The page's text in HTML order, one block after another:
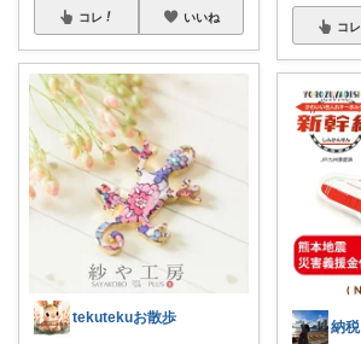
コレ いいね
tekutekuお散歩
コレ